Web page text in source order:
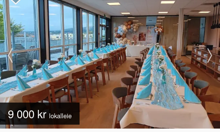
9 000 kr lokalleie